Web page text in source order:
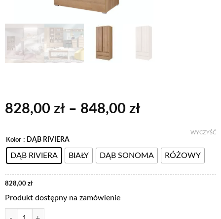
828,00 zł – 848,00 złZakres
828,00 zł
do
848,00 zł
Kolor : DĄB RIVIERA
DĄB RIVIERA BIAŁY DĄB SONOMA RÓŻOWY
WYCZYŚĆ
828,00 zł
Produkt dostępny na zamówienie
ilość PIRI 02 szafa dwudrzwiowa z szufladami 92 cm WYBÓR
Alternative: